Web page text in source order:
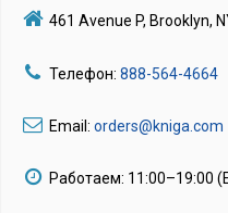
461 Avenue P, Brooklyn,
Телефон: 888-564-4664
Email: orders@kniga.com
Работаем: 11:00–19:00